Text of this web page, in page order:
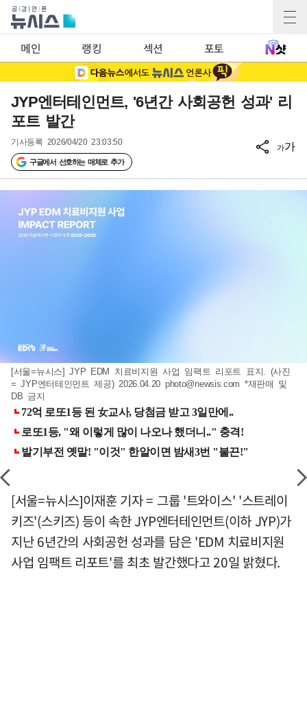
메인 랭킹 섹션 포토
JYP엔터테인먼트, '6년간 사회공헌 성과' 리
포트 발간
기사등록 2026/04/20 23:03:50
구글에서 선호하는 매체로 추가
가가
[서울=뉴시스] JYP EDM 치료비지원 사업 임팩트 리포트 표지. (사진
= JYP엔터테인먼트 제공) 2026.04.20 photo@newsis.com *재판매 및
DB 금지
[서울=뉴시스]이재훈 기자 = 그룹 '트와이스' '스트레이
키즈'(스키즈) 등이 속한 JYP엔터테인먼트(이하 JYP)가
지난 6년간의 사회공헌 성과를 담은 'EDM 치료비지원
사업 임팩트 리포트'를 최초 발간했다고 20일 밝혔다.